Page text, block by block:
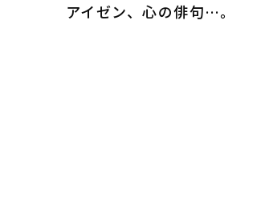
アイゼン、心の俳句…。